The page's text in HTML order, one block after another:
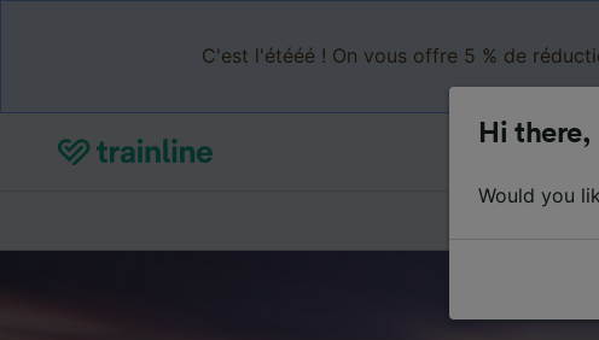
C'est l'étééé ! On vous offre 5 % de
Hi there,
Would you